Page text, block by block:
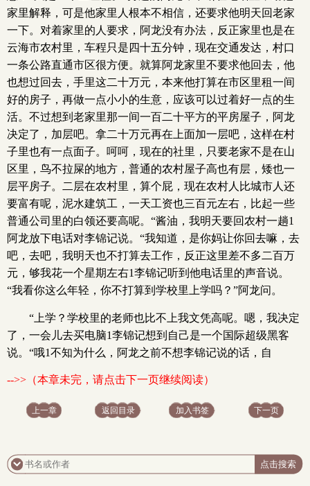
家里解释，可是他家里人根本不相信，还要求他明天回老家
一下。对着家里的人要求，阿龙没有办法，反正家里也是在
云海市农村里，车程只是四十五分钟，现在交通发达，村口
一条公路直通市区很方便。就算阿龙家里不要求他回去，他
也想过回去，手里这二十万元，本来他打算在市区里租一间
好的房子，再做一点小小的生意，应该可以过着好一点的生
活。不过想到老家里那一间一百二十平方的平房屋子，阿龙
决定了，加层吧。拿二十万元再在上面加一层吧，这样在村
子里也有一点面子。呵呵，现在的社里，只要老家不是在山
区里，鸟不拉屎的地方，普通的农村屋子高也有层，矮也一
层平房子。二层在农村里，算个屁，现在农村人比城市人还
要富有呢，泥水建筑工，一天工资也三百元左右，比起一些
普通公司里的白领还要高呢。“酱油，我明天要回农村一趟1
阿龙放下电话对李锦记说。“我知道，是你妈让你回去嘛，去
吧，去吧，我明天也不打算去工作，反正这里差不多二百万
元，够我花一个星期左右1李锦记听到他电话里的声音说。
“我看你这么年轻，你不打算到学校里上学吗？”阿龙问。
“上学？学校里的老师也比不上我文凭高呢。嗯，我决定
了，一会儿去买电脑1李锦记想到自己是一个国际超级黑客
说。“哦1不知为什么，阿龙之前不想李锦记说的话，自
-->>（本章未完，请点击下一页继续阅读）
上一章 返回目录 加入书签 下一页